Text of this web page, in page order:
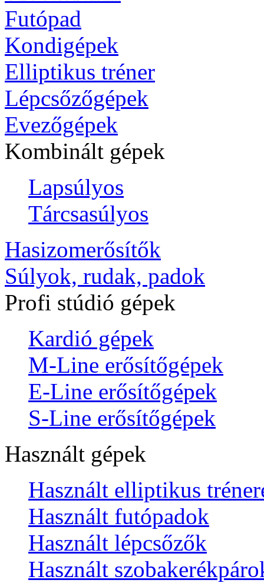
Futópad
Kondigépek
Elliptikus tréner
Lépcsőzőgépek
Evezőgépek
Kombinált gépek
Lapsúlyos
Tárcsasúlyos
Hasizomerősítők
Súlyok, rudak, padok
Profi stúdió gépek
Kardió gépek
M-Line erősítőgépek
E-Line erősítőgépek
S-Line erősítőgépek
Használt gépek
Használt elliptikus
Használt futópadok
Használt lépcsőzők
Használt